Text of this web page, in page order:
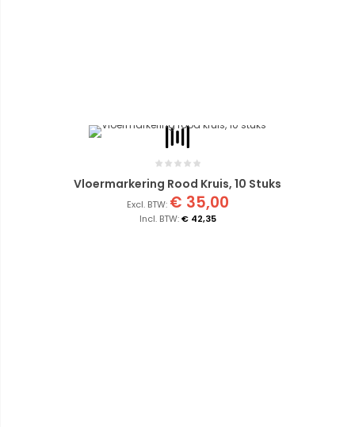
Vloermarkering Rood Kruis, 10 Stuks
€ 42,35
€ 35,00